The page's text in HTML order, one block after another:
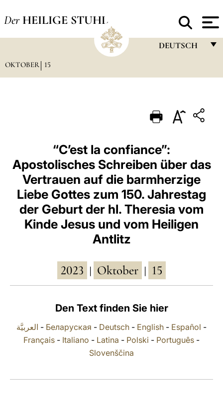
Der HEILIGE STUHL
DEUTSCH
PORTUGUÊS
ESPAÑOL
DEUTSCH
POLSKI
العربيّة
中文
OKTOBER 15
“C’est la confiance”:
Apostolisches Schreiben über das
Vertrauen auf die barmherzige
Liebe Gottes zum 150. Jahrestag
der Geburt der hl. Theresia vom
Kinde Jesus und vom Heiligen
Antlitz
2023 Oktober 15
Den Text finden Sie hier
العربيَّة - Беларуская - Deutsch - English - Español -
Français - Italiano - Latina - Polski - Português -
Slovenščina